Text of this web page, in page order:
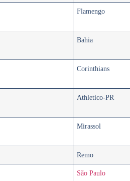
Flamengo
Bahia
Corinthians
Athletico-PR
Mirassol
Remo
São Paulo